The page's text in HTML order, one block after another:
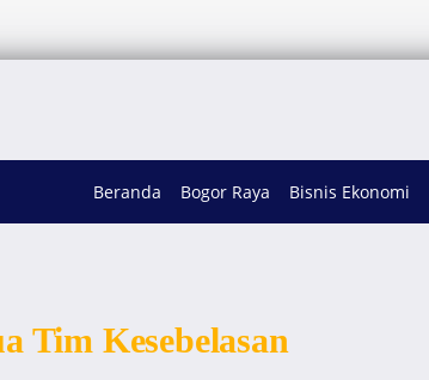
Beranda Bogor Raya Bisnis Ekonomi
Tim Kesebelasan